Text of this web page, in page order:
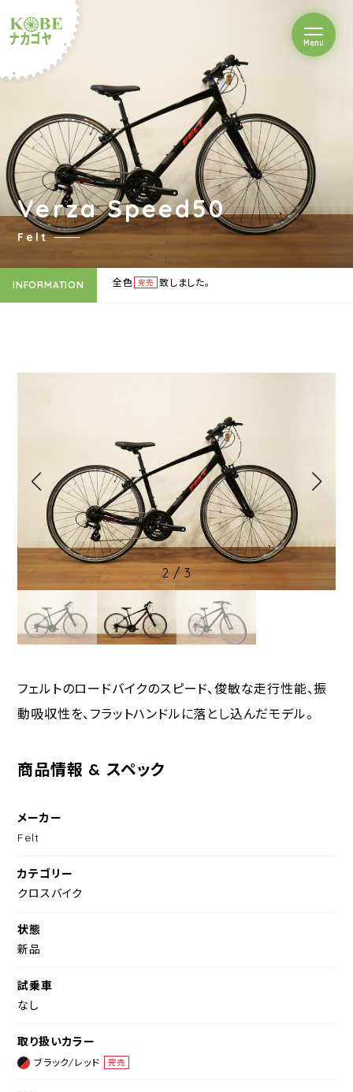
ルショップナカゴヤ
Menuを開閉
Felt
Verza Speed50
INFORMATION 全色 完売 致しました。
2 / 3
フェルトのロードバイクのスピード、俊敏な走行性能、振
動吸収性を、フラットハンドルに落とし込んだモデル。
商品情報 & スペック
メーカー
Felt
カテゴリー
クロスバイク
状態
新品
試乗車
なし
取り扱いカラー
ブラック/レッド 完売